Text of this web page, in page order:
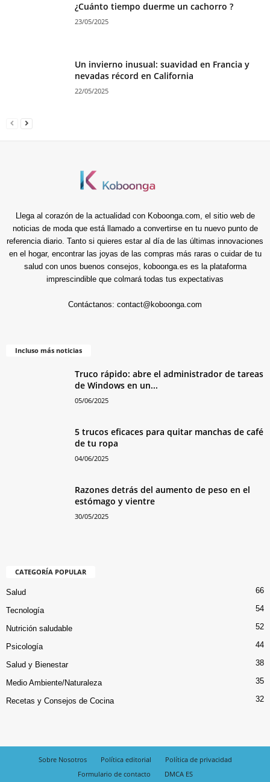
¿Cuánto tiempo duerme un cachorro ?
23/05/2025
Un invierno inusual: suavidad en Francia y
nevadas récord en California
22/05/2025
Llega al corazón de la actualidad con Koboonga.com, el sitio web de
noticias de moda que está llamado a convertirse en tu nuevo punto de
referencia diario. Tanto si quieres estar al día de las últimas innovaciones
en el hogar, encontrar las joyas de las compras más raras o cuidar de tu
salud con unos buenos consejos, koboonga.es es la plataforma
imprescindible que colmará todas tus expectativas
Contáctanos: contact@koboonga.com
Incluso más noticias
Truco rápido: abre el administrador de tareas
de Windows en un...
05/06/2025
5 trucos eficaces para quitar manchas de café
de tu ropa
04/06/2025
Razones detrás del aumento de peso en el
estómago y vientre
30/05/2025
CATEGORÍA POPULAR
Salud 66
Tecnología 54
Nutrición saludable 52
Psicología 44
Salud y Bienestar 38
Medio Ambiente/Naturaleza 35
Recetas y Consejos de Cocina 32
Sobre Nosotros Política editorial
Política de privacidad
Formulario de contacto
DMCA ES